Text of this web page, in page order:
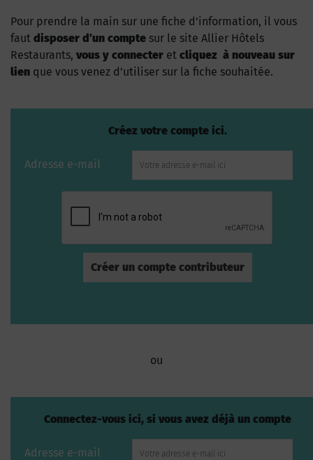
Pour prendre la main sur une fiche d’information, il vous
faut disposer d’un compte sur le site Allier Hôtels
Restaurants, vous y connecter et cliquez à nouveau sur
lien que vous venez d’utiliser sur la fiche souhaitée.
Créez votre compte ici.
Adresse e-mail
ou
Connectez-vous ici, si vous avez déjà un compte
Adresse e-mail